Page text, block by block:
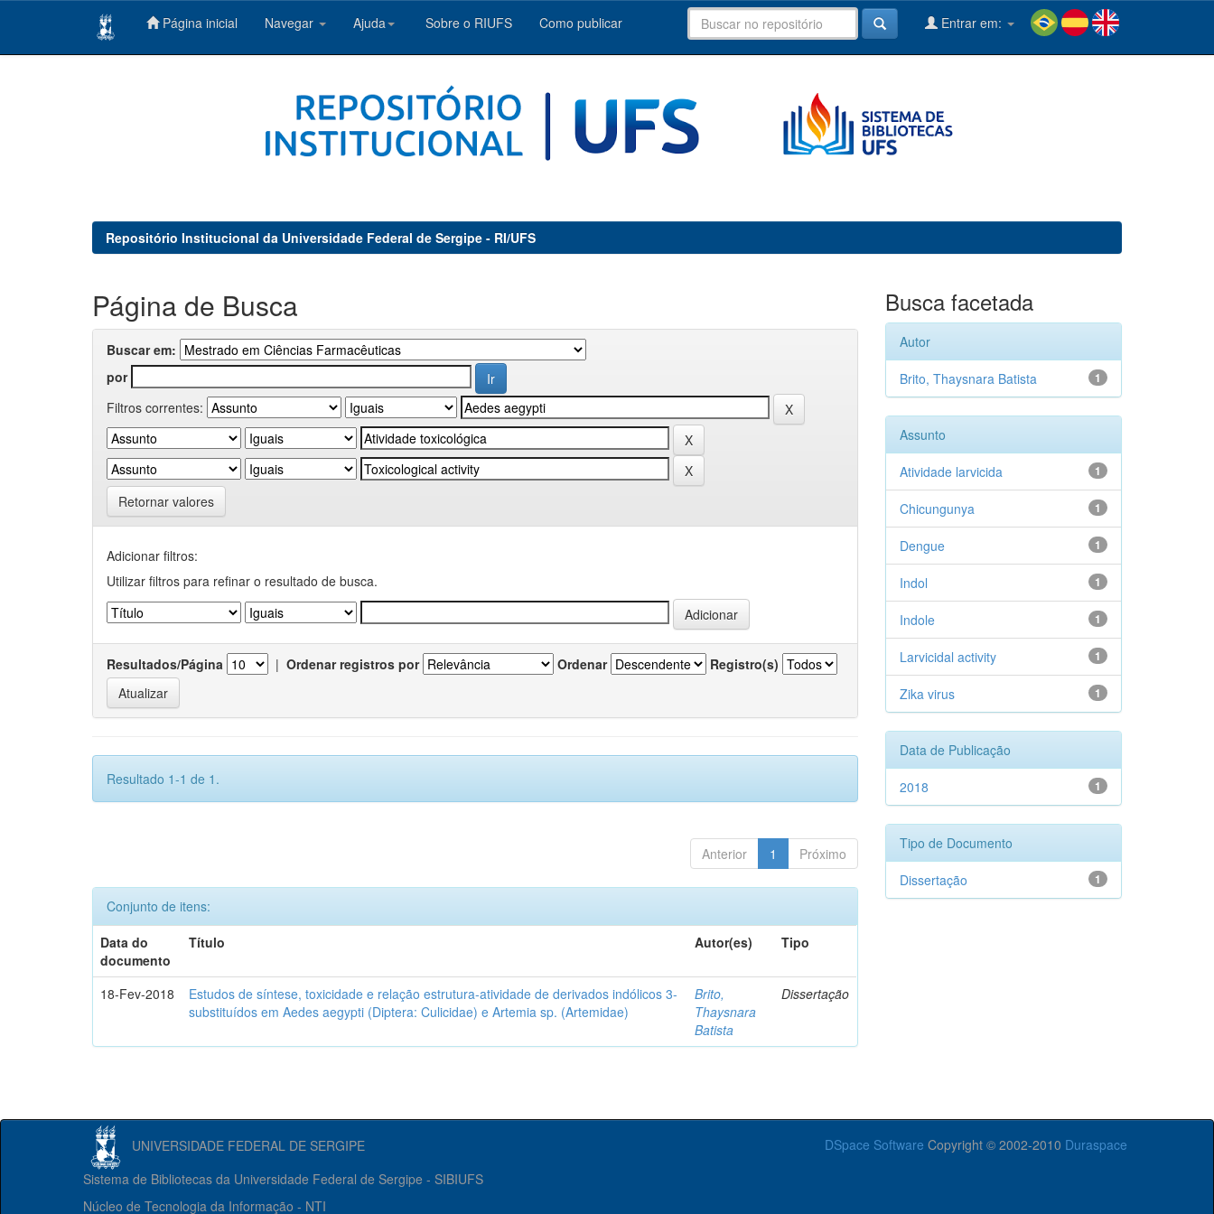
Página inicial Navegar Ajuda Sobre o RIUFS Como publicar Entrar em:
Repositório Institucional da Universidade Federal de Sergipe - RI/UFS
Página de Busca
Buscar em:
por
Filtros correntes:
Retornar valores
Adicionar filtros:
Utilizar filtros para refinar o resultado de busca.
Resultados/Página | Ordenar registros por Ordenar Registro(s)
Resultado 1-1 de 1.
Anterior 1 Próximo
Conjunto de itens:
Data do
documento
Título Autor(es) Tipo
18-Fev-2018
Estudos de síntese, toxicidade e relação estrutura-atividade de derivados indólicos 3-
substituídos em Aedes aegypti (Diptera: Culicidae) e Artemia sp. (Artemidae)
Brito,
Thaysnara
Batista
Dissertação
Busca facetada
Autor
1
Brito, Thaysnara Batista
Assunto
1
Atividade larvicida
1
Chicungunya
1
Dengue
1
Indol
1
Indole
1
Larvicidal activity
1
Zika virus
Data de Publicação
1
2018
Tipo de Documento
1
Dissertação
UNIVERSIDADE FEDERAL DE SERGIPE DSpace Software Copyright © 2002-2010 Duraspace
Sistema de Bibliotecas da Universidade Federal de Sergipe - SIBIUFS
Núcleo de Tecnologia da Informação - NTI